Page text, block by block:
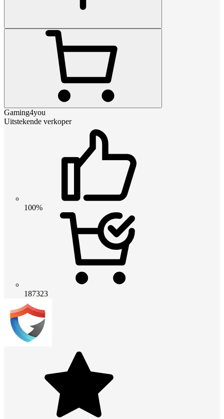
Gaming4you
Uitstekende verkoper
100%
187323